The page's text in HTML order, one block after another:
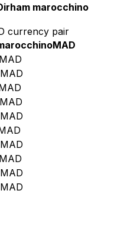
marocchino
currency pair
MAD
MAD
MAD
MAD
MAD
MAD
MAD
MAD
MAD